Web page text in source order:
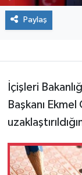
Paylaş
İçişleri
Başkanı